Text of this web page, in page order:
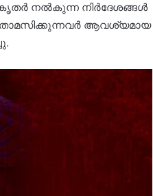
നൽകുന്ന നിർദേശങ്ങൾ
ആവശ്യമായ